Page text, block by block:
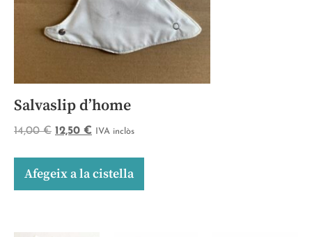
Salvaslip d’home
14,00€ 12,50 € IVA inclòs
Afegeix a la cistella